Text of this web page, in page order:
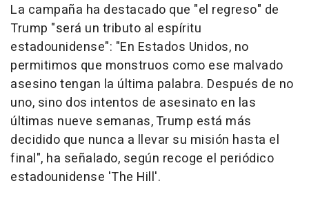
La campaña ha destacado que "el regreso" de
Trump "será un tributo al espíritu
estadounidense": "En Estados Unidos, no
permitimos que monstruos como ese malvado
asesino tengan la última palabra. Después de no
uno, sino dos intentos de asesinato en las
últimas nueve semanas, Trump está más
decidido que nunca a llevar su misión hasta el
final", ha señalado, según recoge el periódico
estadounidense 'The Hill'.